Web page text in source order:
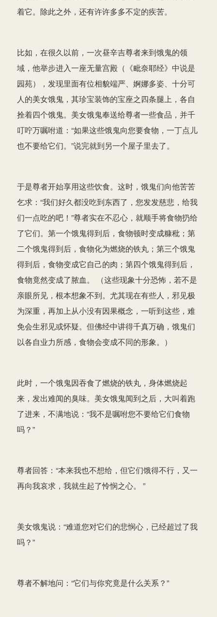
着它。除此之外，还有许许多多不定的疾苦。
比如，在很久以前，一次昼辛吉尊者来到饿鬼的领
域，他举步进入一座无量宫殿（《毗奈耶经》中说是
园苑），发现里面有位相貌端严、婀娜多姿、十分可
人的美女饿鬼，其珍宝装饰的宝座之四条腿上，各自
拴着四个饿鬼。美女饿鬼奉送给尊者一些食品，并千
叮咛万嘱咐道：“如果这些饿鬼向您要食物，一丁点儿
也不要给它们。”说完就到另一个屋子里去了。
于是尊者开始享用这些饮食。这时，饿鬼们向他苦苦
乞求：“我们好久都没吃到东西了，您发发慈悲，给我
们一点吃的吧！”尊者实在不忍心，就顺手将食物扔给
了它们。第一个饿鬼得到后，食物顿时变成糠秕；第
二个饿鬼得到后，食物化为燃烧的铁丸；第三个饿鬼
得到后，食物变成它自己的肉；第四个饿鬼得到后，
食物竟然变成了脓血。 （这些现象十分恐怖，若不是
亲眼所见，根本想象不到。尤其现在有些人，邪见极
为深重，再加上从小没有因果概念，一听到这些，难
免会生邪见或怀疑。但佛经中讲得千真万确，饿鬼们
以各自业力所感，食物会变成不同的形象。）
此时，一个饿鬼因吞食了燃烧的铁丸，身体燃烧起
来，发出难闻的臭味。美女饿鬼闻到之后，大叫着跑
了进来，不满地说：“我不是嘱咐您不要给它们食物
吗？”
尊者回答：“本来我也不想给，但它们饿得不行，又一
再向我哀求，我就生起了怜悯之心。 ”
美女饿鬼说：“难道您对它们的悲悯心，已经超过了我
吗？”
尊者不解地问：“它们与你究竟是什么关系？”